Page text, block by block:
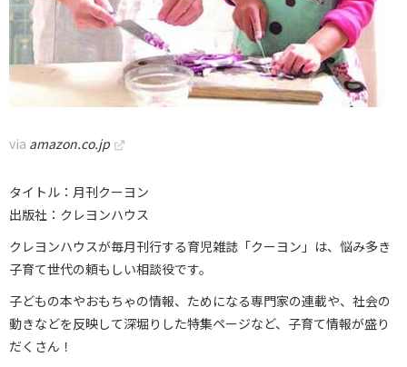
via amazon.co.jp
タイトル：月刊クーヨン
出版社：クレヨンハウス
クレヨンハウスが毎月刊行する育児雑誌「クーヨン」は、悩み多き
子育て世代の頼もしい相談役です。
子どもの本やおもちゃの情報、ためになる専門家の連載や、社会の
動きなどを反映して深堀りした特集ページなど、子育て情報が盛り
だくさん！